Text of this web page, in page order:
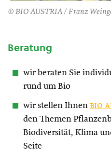
© BIO AUSTRIA / Franz
Beratung
wir beraten Sie
rund um Bio
wir stellen Ihnen bio
den Themen
Biodiversität, Klima
Seite